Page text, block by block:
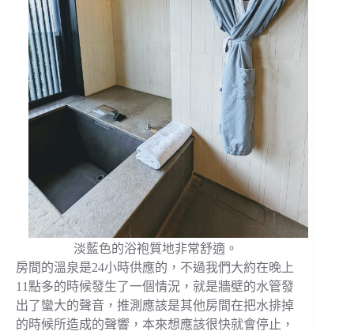
淡藍色的浴袍質地非常舒適。
房間的溫泉是24小時供應的，不過我們大約在晚上
11點多的時候發生了一個情況，就是牆壁的水管發
出了蠻大的聲音，推測應該是其他房間在把水排掉
的時候所造成的聲響，本來想應該很快就會停止，